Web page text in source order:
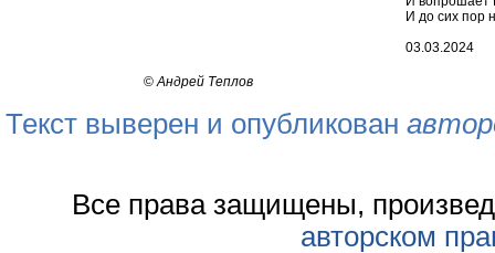
И до сих пор
03.03.2024
©Андрей Теплов
Текст выверен и опубликован
Все права защищены,
авторском